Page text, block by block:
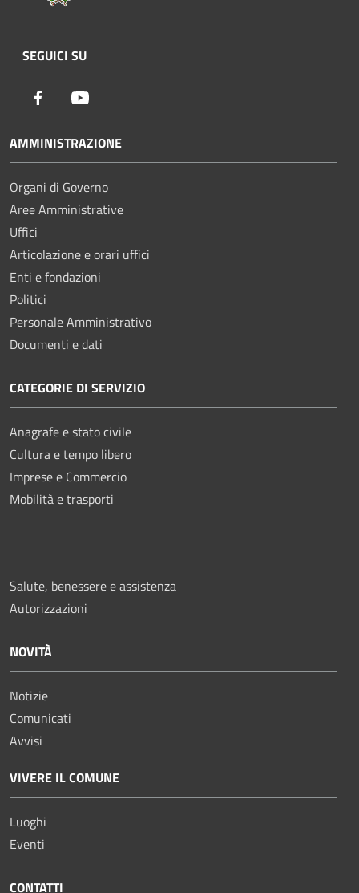
SEGUICI SU
Facebook
AMMINISTRAZIONE
Organi di Governo
Aree Amministrative
Uffici
Articolazione e orari uffici
Enti e fondazioni
Politici
Personale Amministrativo
Documenti e dati
CATEGORIE DI SERVIZIO
Anagrafe e stato civile
Cultura e tempo libero
Imprese e Commercio
Mobilità e trasporti
Salute, benessere e assistenza
Autorizzazioni
NOVITÀ
Notizie
Comunicati
Avvisi
VIVERE IL COMUNE
Luoghi
Eventi
CONTATTI